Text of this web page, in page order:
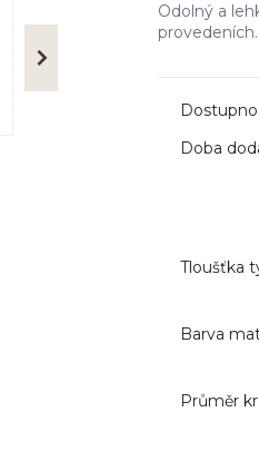
Odolný a
provedeních.
Doba
Tloušťka
Barva
Průměr